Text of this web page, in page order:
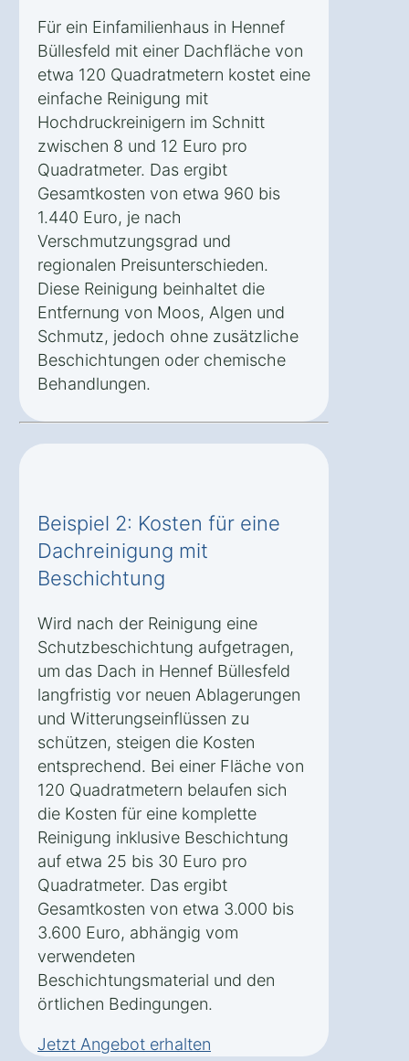
Für ein Einfamilienhaus in Hennef
Büllesfeld mit einer Dachfläche von
etwa 120 Quadratmetern kostet eine
einfache Reinigung mit
Hochdruckreinigern im Schnitt
zwischen 8 und 12 Euro pro
Quadratmeter. Das ergibt
Gesamtkosten von etwa 960 bis
1.440 Euro, je nach
Verschmutzungsgrad und
regionalen Preisunterschieden.
Diese Reinigung beinhaltet die
Entfernung von Moos, Algen und
Schmutz, jedoch ohne zusätzliche
Beschichtungen oder chemische
Behandlungen.
Beispiel 2: Kosten für eine
Dachreinigung mit
Beschichtung
Wird nach der Reinigung eine
Schutzbeschichtung aufgetragen,
um das Dach in Hennef Büllesfeld
langfristig vor neuen Ablagerungen
und Witterungseinflüssen zu
schützen, steigen die Kosten
entsprechend. Bei einer Fläche von
120 Quadratmetern belaufen sich
die Kosten für eine komplette
Reinigung inklusive Beschichtung
auf etwa 25 bis 30 Euro pro
Quadratmeter. Das ergibt
Gesamtkosten von etwa 3.000 bis
3.600 Euro, abhängig vom
verwendeten
Beschichtungsmaterial und den
örtlichen Bedingungen.
Jetzt Angebot erhalten